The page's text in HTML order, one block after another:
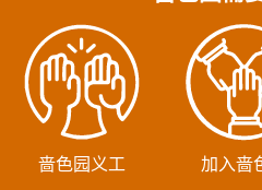
啬色园义工 加入啬